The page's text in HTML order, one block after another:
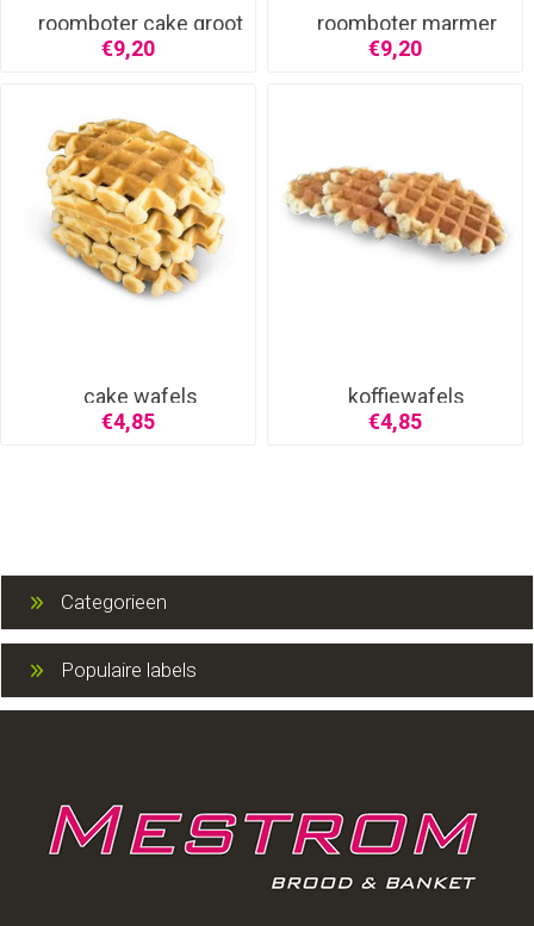
roomboter cake groot
€9,20
roomboter marmer
cake
€9,20
cake wafels
€4,85
koffiewafels
€4,85
Categorieen
Populaire labels